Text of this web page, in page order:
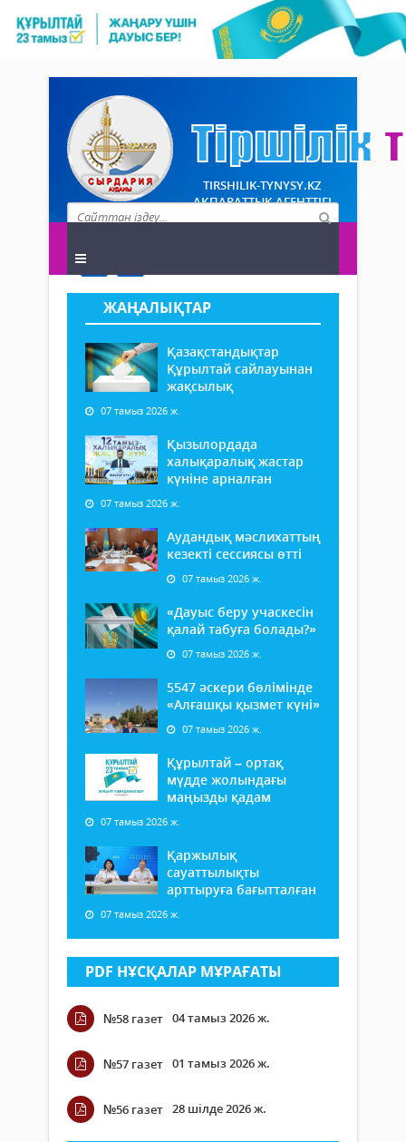
TIRSHILIK-TYNYSY.KZ
АҚПАРАТТЫҚ АГЕНТТІГІ
ЖАҢАЛЫҚТАР
Қазақстандықтар
Құрылтай сайлауынан
жақсылық
07 тамыз 2026 ж.
Қызылордада
халықаралық жастар
күніне арналған
07 тамыз 2026 ж.
Аудандық мәслихаттың
кезекті сессиясы өтті
07 тамыз 2026 ж.
«Дауыс беру учаскесін
қалай табуға болады?»
07 тамыз 2026 ж.
5547 әскери бөлімінде
«Алғашқы қызмет күні»
07 тамыз 2026 ж.
Құрылтай – ортақ
мүдде жолындағы
маңызды қадам
07 тамыз 2026 ж.
Қаржылық
сауаттылықты
арттыруға бағытталған
07 тамыз 2026 ж.
PDF НҰСҚАЛАР МҰРАҒАТЫ
№58 газет 04 тамыз 2026 ж.
№57 газет 01 тамыз 2026 ж.
№56 газет 28 шілде 2026 ж.